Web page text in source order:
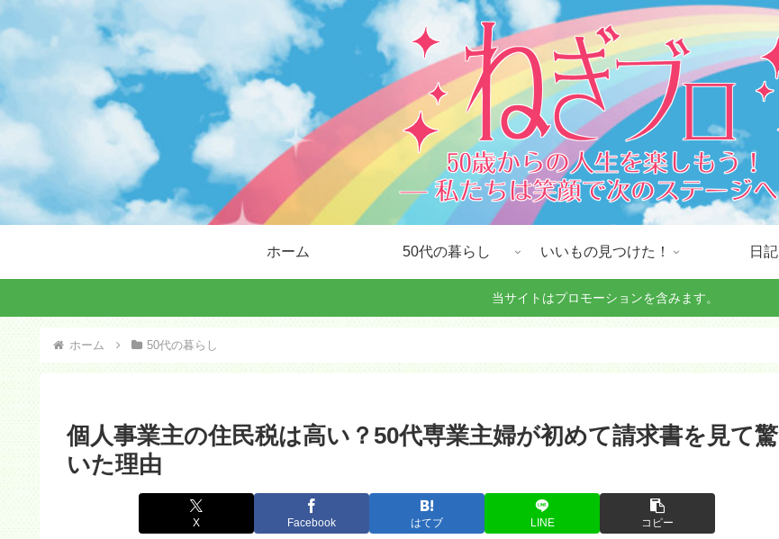
ホーム 50代の暮らし いいもの見つけた！ 日記
当サイトはプロモーションを含みます。
ホーム 50代の暮らし
個人事業主の住民税は高い？50代専業主婦が初めて請求書を見て驚
いた理由
X Facebook はてブ LINE コピー